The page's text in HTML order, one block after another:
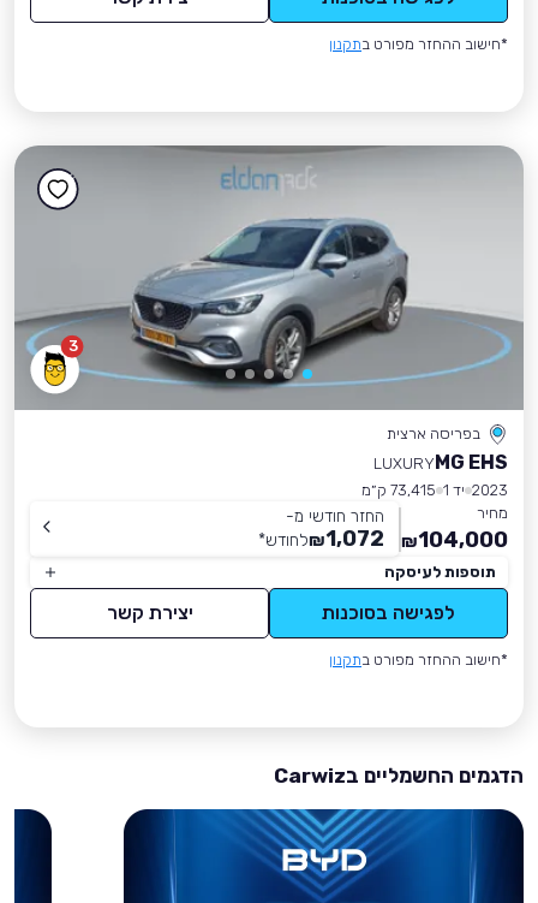
*חישוב ההחזר מפורט בתקנון
3
בפריסה ארצית
MG EHS
LUXURY
2023 יד 1
73,415 ק״מ
מחיר
104,000
₪
החזר חודשי מ-
1,072
₪לחודש*
תוספות לעיסקה
לפגישה בסוכנות יצירת קשר
*חישוב ההחזר מפורט בתקנון
הדגמים החשמליים בCarwiz